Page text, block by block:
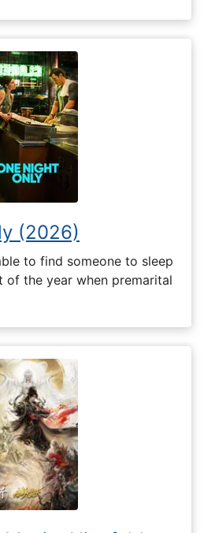
(2026)
to find someone to sleep
of the year when premarital